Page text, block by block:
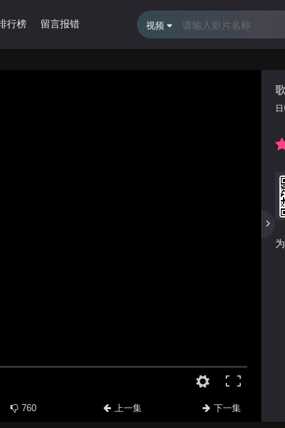
行榜 留言报错 视频
760 上一集 下一集